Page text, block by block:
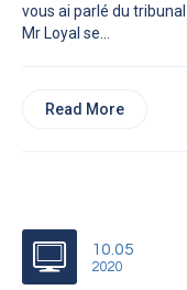
vous ai parlé du
Mr Loyal se...
Read More
10.05
2020